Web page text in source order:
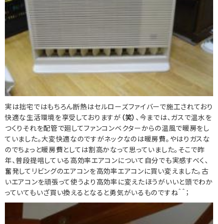
実は拙宅ではもちろん断熱はセルローズファイバーで施工されており
快適な生活環境を享受しておりますが （笑） 、今までは、ガスで温水を
つくりそれを配管で廻してファンコンベクターからの温風で暖房をし
ていました。大変快適なのですがネックなのは暖房費。やはりガスな
のでちょっと暖房費としては割高かなって思っていました。そこで昨
年、普段提唱している高効率エアコンについて自分でも実感すべく、
奮発してリビングのエアコンを高効率エアコンに買い変えました。古
いエアコンを頑張って使うより高効率に変えたほうがいいと頭でわか
っていてもいざ買い換えるとなると勇気がいるものですね＾＾；